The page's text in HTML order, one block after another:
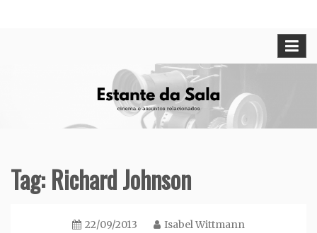
Tag:Richard Johnson
22/09/2013 Isabel Wittmann